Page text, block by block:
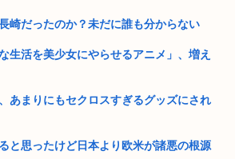
崎だったのか？未だに誰も分からない
生活を美少女にやらせるアニメ」、増え
あまりにもセクロスすぎるグッズにされ
と思ったけど日本より欧米が諸悪の根源